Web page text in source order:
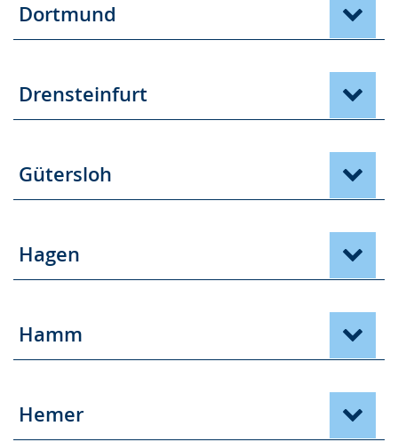
Dortmund
Drensteinfurt
Gütersloh
Hagen
Hamm
Hemer